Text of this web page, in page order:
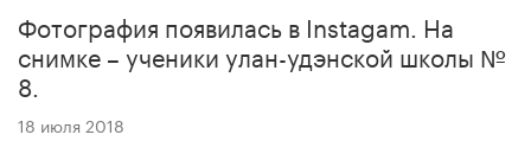
Фотография появилась в Instagam. На
снимке – ученики улан-удэнской школы №
8.
18 июля 2018